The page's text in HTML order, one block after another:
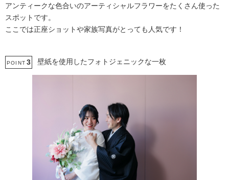
アンティークな色合いのアーティシャルフラワーをたくさん使った
スポットです。
ここでは正座ショットや家族写真がとっても人気です！
POINT 3 壁紙を使用したフォトジェニックな一枚